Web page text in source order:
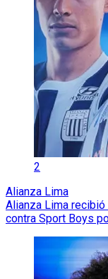
2
Alianza Lima
Alianza Lima
contra Sport Boys